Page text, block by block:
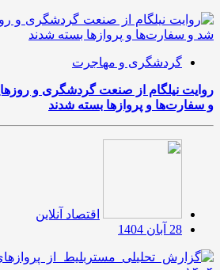
گردشگری و مهاجرت
روایت نیلگام از صنعت گردشگری و
و سفارت‌ها و پروازها بسته شدند
اقتصاد آنلاین
28 آبان 1404